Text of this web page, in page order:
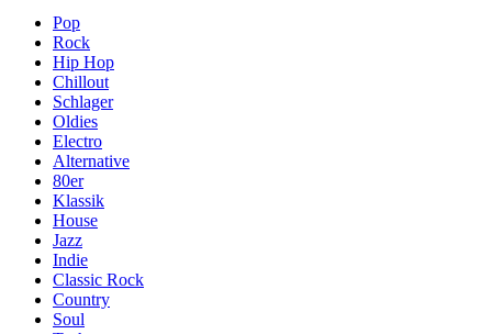
Pop
Rock
Hip Hop
Chillout
Schlager
Oldies
Electro
Alternative
80er
Klassik
House
Jazz
Indie
Classic Rock
Country
Soul